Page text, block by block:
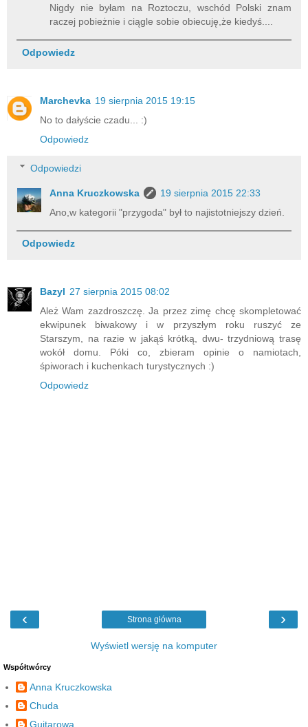
Nigdy nie byłam na Roztoczu, wschód Polski znam
raczej pobieżnie i ciągle sobie obiecuję,że kiedyś....
Odpowiedz
Marchevka 19 sierpnia 2015 19:15
No to dałyście czadu... :)
Odpowiedz
Odpowiedzi
Anna Kruczkowska
19 sierpnia 2015 22:33
Ano,w kategorii "przygoda" był to najistotniejszy dzień.
Odpowiedz
Bazyl 27 sierpnia 2015 08:02
Ależ Wam zazdroszczę. Ja przez zimę chcę skompletować
ekwipunek biwakowy i w przyszłym roku ruszyć ze
Starszym, na razie w jakąś krótką, dwu- trzydniową trasę
wokół domu. Póki co, zbieram opinie o namiotach,
śpiworach i kuchenkach turystycznych :)
Odpowiedz
‹ ›
Strona główna
Wyświetl wersję na komputer
Współtwórcy
Anna Kruczkowska
Chuda
Guitarowa